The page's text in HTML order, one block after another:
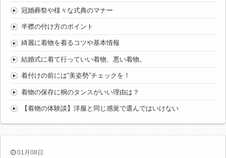
冠婚葬祭や様々な式典のマナー
半襟の付け方のポイント
綺麗に着物を着るコツや基本情報
結婚式に着て行っていい着物、悪い着物。
着付けの前には“美姿勢”チェックを！
着物の保存に桐のタンスがいい理由は？
【着物の体験談】洋服と同じ感覚で選んではいけない
01月08日